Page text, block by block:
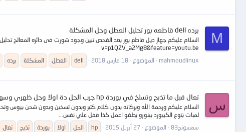
M
برده dell قاطعه بور تحليل العطل وحل المشكلة
v=p1QZV_a2Mg8&feature=youtu.be
mahmoudlinux
الموضوع 18 مارس 2018 dell العطل المشكلة برده
س
تعال قبل ما تذبح وتسلخ في بوردة hp جرب الحل دة اولا وحل ظهري وسهل
لمبات بتوع الكبيورد بينورو يطفو اعمل كذا قفل علي نفس...
سمسونج83
الموضوع 27 أبريل 2015 hp الحل اولا بوردة تذبح تعال